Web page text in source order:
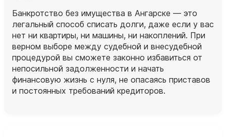
Банкротство без имущества в Ангарске — это
легальный способ списать долги, даже если у вас
нет ни квартиры, ни машины, ни накоплений. При
верном выборе между судебной и внесудебной
процедурой вы сможете законно избавиться от
непосильной задолженности и начать
финансовую жизнь с нуля, не опасаясь приставов
и постоянных требований кредиторов.